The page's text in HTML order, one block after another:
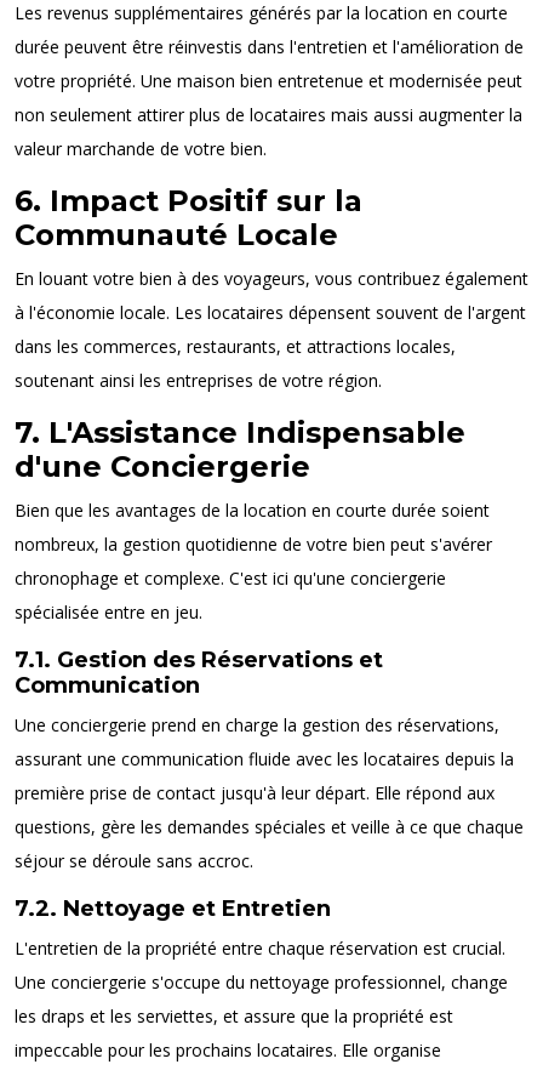
Les revenus supplémentaires générés par la location en courte
durée peuvent être réinvestis dans l'entretien et l'amélioration de
votre propriété. Une maison bien entretenue et modernisée peut
non seulement attirer plus de locataires mais aussi augmenter la
valeur marchande de votre bien.
6. Impact Positif sur la
Communauté Locale
En louant votre bien à des voyageurs, vous contribuez également
à l'économie locale. Les locataires dépensent souvent de l'argent
dans les commerces, restaurants, et attractions locales,
soutenant ainsi les entreprises de votre région.
7. L'Assistance Indispensable
d'une Conciergerie
Bien que les avantages de la location en courte durée soient
nombreux, la gestion quotidienne de votre bien peut s'avérer
chronophage et complexe. C'est ici qu'une conciergerie
spécialisée entre en jeu.
7.1. Gestion des Réservations et
Communication
Une conciergerie prend en charge la gestion des réservations,
assurant une communication fluide avec les locataires depuis la
première prise de contact jusqu'à leur départ. Elle répond aux
questions, gère les demandes spéciales et veille à ce que chaque
séjour se déroule sans accroc.
7.2. Nettoyage et Entretien
L'entretien de la propriété entre chaque réservation est crucial.
Une conciergerie s'occupe du nettoyage professionnel, change
les draps et les serviettes, et assure que la propriété est
impeccable pour les prochains locataires. Elle organise